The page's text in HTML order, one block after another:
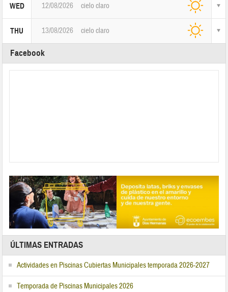
WED 12/08/2026 cielo claro
THU 13/08/2026 cielo claro
Facebook
ÚLTIMAS ENTRADAS
Actividades en Piscinas Cubiertas Municipales temporada 2026-2027
Temporada de Piscinas Municipales 2026